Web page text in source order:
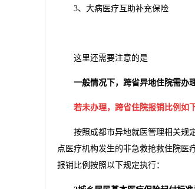
3、大病医疗互助补充保险
这里还需要注意的是
一般情况下，跨省异地住院需办
若未办理，跨省住院报销比例如
按照成都市异地就医管理相关规定
点医疗机构发生的非急救抢救住院医
报销比例按照以下规定执行：